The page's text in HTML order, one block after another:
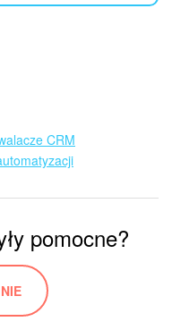
CRM
pomocne?
NIE